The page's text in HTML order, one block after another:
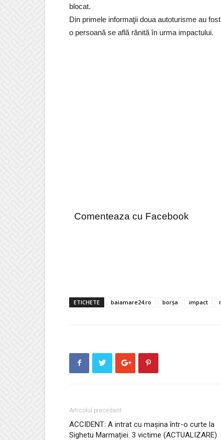
blocat.
Din primele informaţii doua autoturisme au
o persoană se află rănită în urma impactului.
Comenteaza cu Facebook
ETICHETE baiamare24.ro borșa impact
Articolul precedent
ACCIDENT: A intrat cu mașina într-o curte la
Sighetu Marmației. 3 victime (ACTUALIZARE)